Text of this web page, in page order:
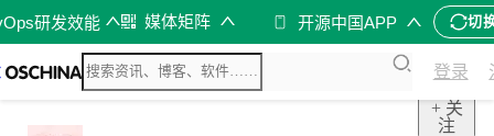
研发效能 媒体矩阵 开源中国APP 切
登录
+ 关
注